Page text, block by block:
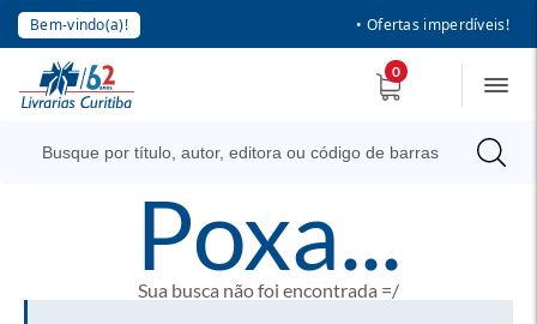
Bem-vindo(a)! • Ofertas imperdíveis!
0
poxa...
Sua busca não foi encontrada =/